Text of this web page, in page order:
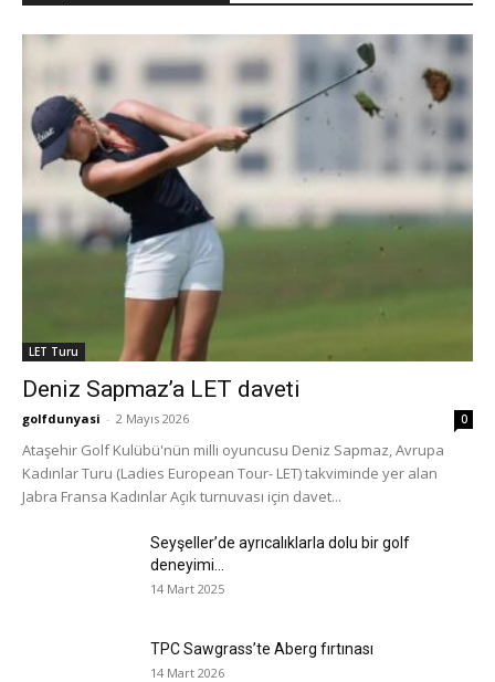
LET Turu
Deniz Sapmaz’a LET daveti
golfdunyasi - 2 Mayıs 2026 0
Ataşehir Golf Kulübü'nün milli oyuncusu Deniz Sapmaz, Avrupa
Kadınlar Turu (Ladies European Tour- LET) takviminde yer alan
Jabra Fransa Kadınlar Açık turnuvası için davet...
Seyşeller’de ayrıcalıklarla dolu bir golf
deneyimi…
14 Mart 2025
TPC Sawgrass’te Aberg fırtınası
14 Mart 2026